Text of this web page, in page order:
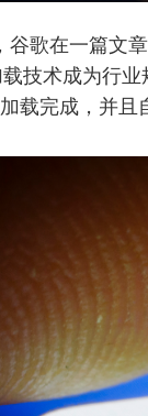
谷歌在一篇
技术成为行
载完成，并且